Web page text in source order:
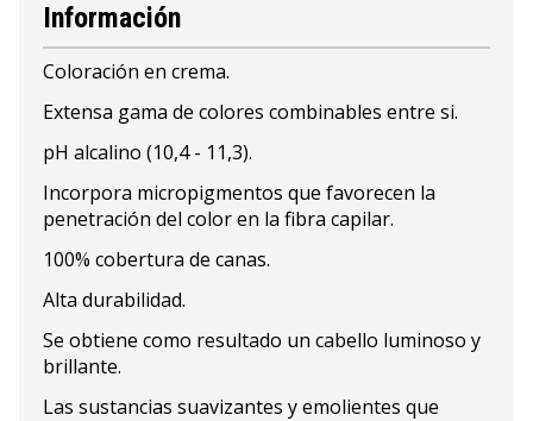
Información
Coloración en crema.
Extensa gama de colores combinables entre si.
pH alcalino (10,4 - 11,3).
Incorpora micropigmentos que favorecen la
penetración del color en la fibra capilar.
100% cobertura de canas.
Alta durabilidad.
Se obtiene como resultado un cabello luminoso y
brillante.
Las sustancias suavizantes y emolientes que